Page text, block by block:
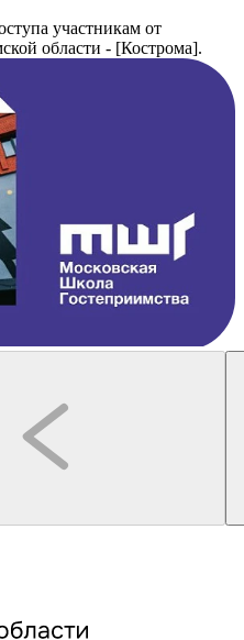
участникам от
области - [Кострома].